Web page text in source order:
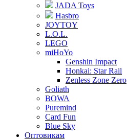
JADA Toys
Hasbro
JOYTOY
L.O.L.
LEGO
miHoYo
Genshin Impact
Honkai: Star Rail
Zenless Zone Zero
Goliath
BOWA
Puremind
Card Fun
Blue Sky
Оптовикам